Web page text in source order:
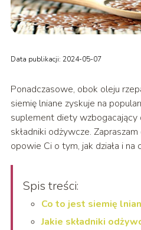
Data publikacji: 2024-05-07
Ponadczasowe, obok oleju
siemię lniane zyskuje na
suplement diety wzbogacający
składniki odżywcze.
opowie Ci o tym, jak działa i na
Spis treści:
Co to jest siemię
Jakie składniki